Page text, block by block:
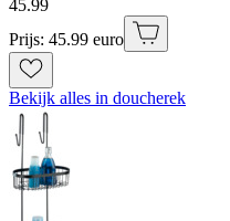
45.99
Prijs: 45.99 euro
Bekijk alles in doucherek